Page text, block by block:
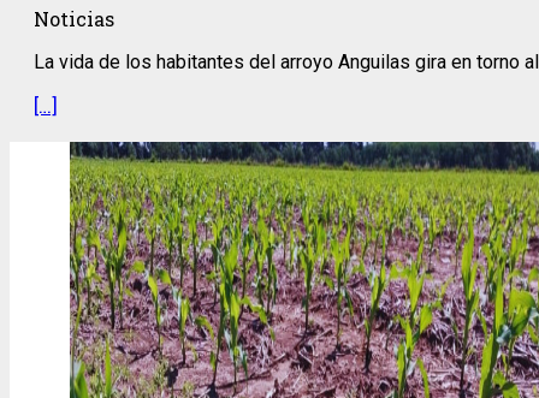
Noticias
La vida de los habitantes del arroyo Anguilas gira en torno
[…]